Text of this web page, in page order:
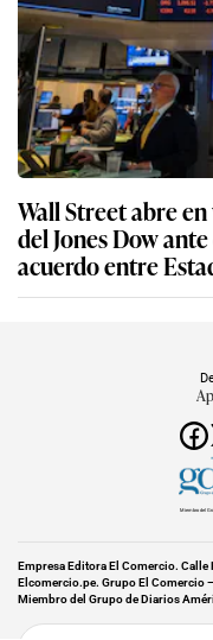
Wall Street abre
del Jones Dow
acuerdo entre
Miembro del
Empresa Editora El Comercio.
Elcomercio.pe. Grupo El Comercio
Miembro del Grupo de Diarios